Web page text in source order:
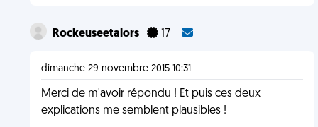
Rockeuseetalors 17
dimanche 29 novembre 2015 10:31
Merci de m'avoir répondu ! Et puis ces deux
explications me semblent plausibles !